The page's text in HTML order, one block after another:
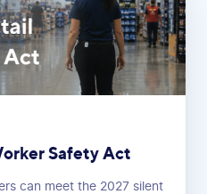
Safety Act
can meet the 2027 silent